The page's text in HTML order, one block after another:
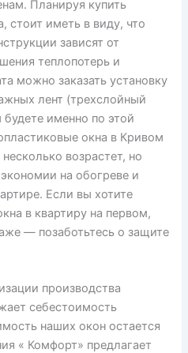
Планируя купить
стоит иметь в виду, что
зависят от
теплопотерь и
можно заказать установку
лент (трехслойный
именно по этой
окна в Кривом
возрастет, но
на обогреве и
Если вы хотите
в квартиру на первом,
— позаботьтесь о защите
производства
себестоимость
наших окон остается
« Комфорт» предлагает